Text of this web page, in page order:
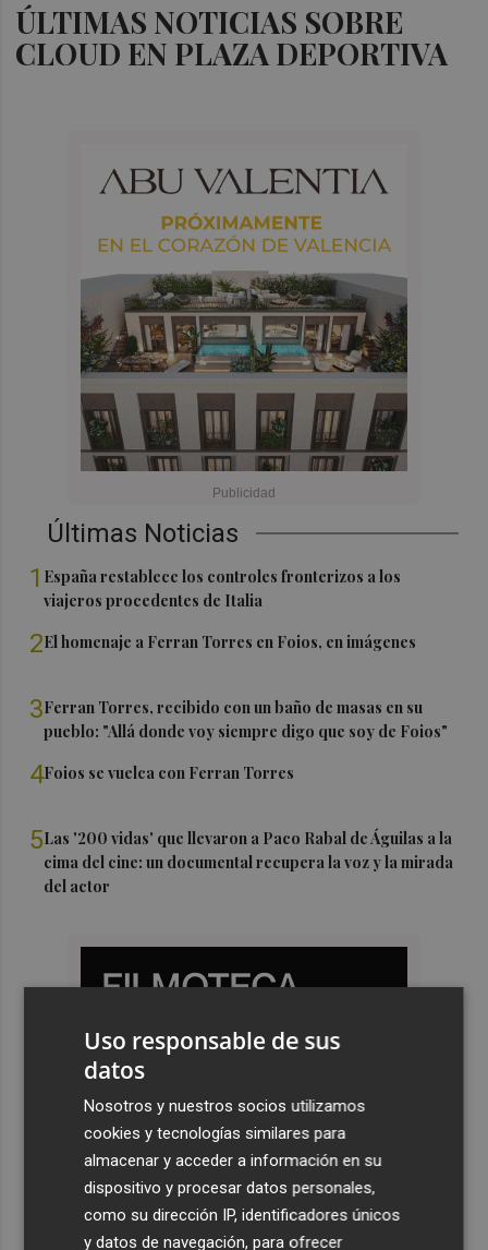
ÚLTIMAS NOTICIAS SOBRE
CLOUD EN PLAZA DEPORTIVA
Últimas Noticias
1 España restablece los controles fronterizos a los
viajeros procedentes de Italia
2El homenaje a Ferran Torres en Foios, en imágenes
3Ferran Torres, recibido con un baño de masas en su
pueblo: "Allá donde voy siempre digo que soy de Foios"
4Foios se vuelca con Ferran Torres
5Las '200 vidas' que llevaron a Paco Rabal de Águilas a la
cima del cine: un documental recupera la voz y la mirada
del actor
Uso responsable de sus
datos
Nosotros y nuestros socios utilizamos
cookies y tecnologías similares para
almacenar y acceder a información en su
dispositivo y procesar datos personales,
como su dirección IP, identificadores únicos
y datos de navegación, para ofrecer